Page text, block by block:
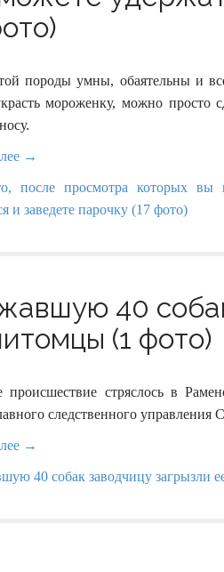
породы умны, обаятельны и
мороженку, можно просто
→
40
(1 фото)
происшествие стряслось в
следственного
→